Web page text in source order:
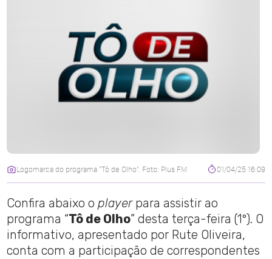
Logomarca do programa "Tô de Olho". Foto: Plus FM 01/04/25 16:09
Confira abaixo oplayer para assistir ao
programa “Tô de Olho” desta terça-feira (1º). O
informativo, apresentado por Rute Oliveira,
conta com a participação de correspondentes